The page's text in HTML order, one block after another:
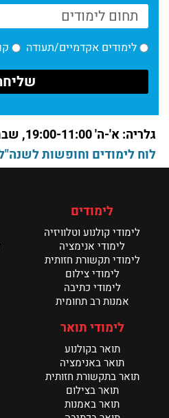
שני ספרים חדשים של
קרא עוד >
עם אור חיים בן עטר
קרא עוד >
מחלקת הכתיבה במנשר
בוגרות מחלקת כתיבה
קרא עוד >
חדשות מחלקת הכתיבה
קרא עוד >
לימודים אקדמיים/תעודה
גלריה: א'-ה' 19:00-11:00, שבת 14:00-11:00
לוח לימודים וחופשות
לימודים
לימודי קולנוע וטלוויזיה
לימודי אנימציה
לימודי תקשורת חזותית
לימודי צילום
לימודי כתיבה
אמנות רב תחומית
לימודי תואר
תואר בקולנוע
תואר באנימציה
תואר בתקשורת חזותית
תואר בצילום
תואר באמנות